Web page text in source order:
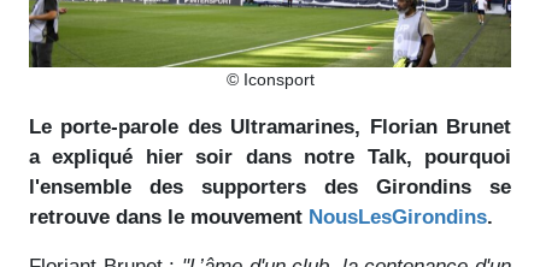
© Iconsport
Le porte-parole des Ultramarines, Florian Brunet
a expliqué hier soir dans notre Talk, pourquoi
l'ensemble des supporters des Girondins se
retrouve dans le mouvement NousLesGirondins.